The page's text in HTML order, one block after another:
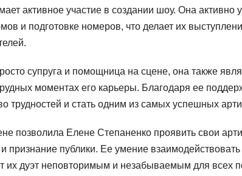
активное участие в создании шоу. Она активно
и подготовке номеров, что делает их
супруга и помощница на сцене, она также
моментах его карьеры. Благодаря ее
трудностей и стать одним из самых успешных
позволила Елене Степаненко проявить свои
и признание публики. Ее умение
их дуэт неповторимым и незабываемым для всех